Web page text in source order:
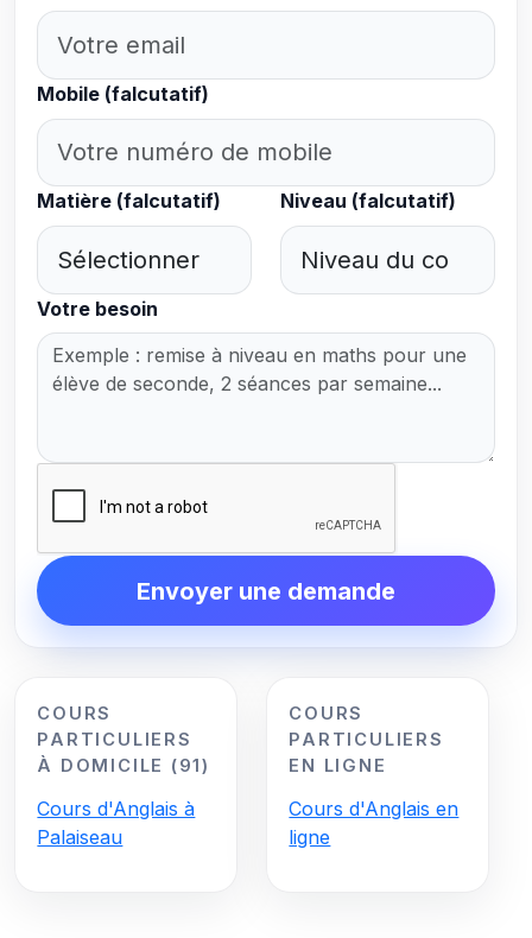
Mobile (falcutatif)
Matière (falcutatif) Niveau (falcutatif)
Votre besoin
Envoyer une demande
COURS
PARTICULIERS
À DOMICILE (91)
Cours d'Anglais à
Palaiseau
COURS
PARTICULIERS
EN LIGNE
Cours d'Anglais en
ligne